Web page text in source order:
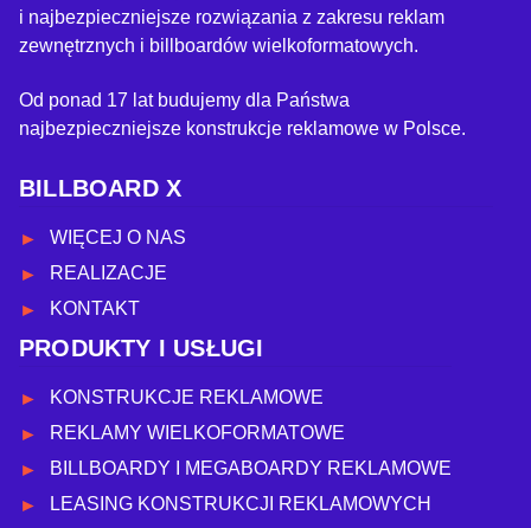
i najbezpieczniejsze rozwiązania z zakresu reklam
zewnętrznych i billboardów wielkoformatowych.
Od ponad 17 lat budujemy dla Państwa
najbezpieczniejsze konstrukcje reklamowe w Polsce.
BILLBOARD X
WIĘCEJ O NAS
REALIZACJE
KONTAKT
PRODUKTY I USŁUGI
KONSTRUKCJE REKLAMOWE
REKLAMY WIELKOFORMATOWE
BILLBOARDY I MEGABOARDY REKLAMOWE
LEASING KONSTRUKCJI REKLAMOWYCH